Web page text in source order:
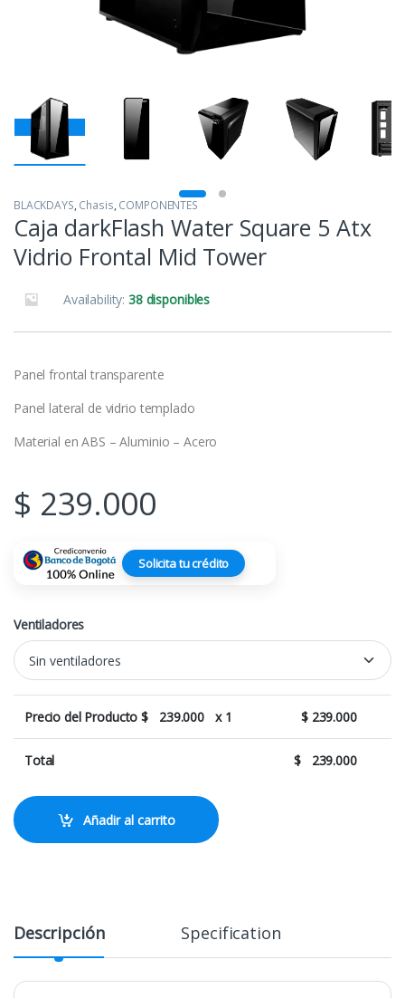
BLACKDAYS, Chasis, COMPONENTES
Caja darkFlash Water Square 5 Atx
Vidrio Frontal Mid Tower
Availability:38 disponibles
Panel frontal transparente
Panel lateral de vidrio templado
Material en ABS – Aluminio – Acero
$ 239.000
Solicita tu crédito
Ventiladores
Precio del Producto $ 239.000 x 1 $ 239.000
Total $ 239.000
Añadir al carrito
Descripción Specification